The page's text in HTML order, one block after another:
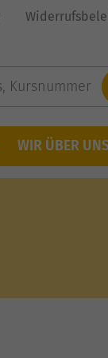
WIR ÜBER